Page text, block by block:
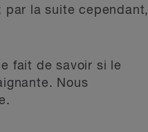
par la suite cependant,
fait de savoir si le
Nous